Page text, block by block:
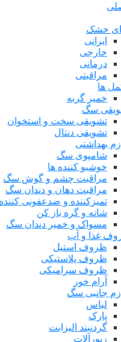
خشک
ایرانی
خارجی
درمانی
مراقبتی
ها
خمیر گربه
سگ
تشویقی سخت و استخوان
تشویقی دنتال
بهداشتی
شامپوی سگ
خوشبو کننده ها
مراقبت چشم و گوش سگ
مراقبت دهان و دندان سگ
تمیزکننده و ضدعفونی
شانه و گره باز کن
مسواک و خمیر دندان سگ
غذا و آب
ظروف استیل
ظروف پلاستیکی
ظروف سرامیکی
آرام خور
جانبی سگ
لباس
پارک
گردنبند الیزابت
زیورآلات